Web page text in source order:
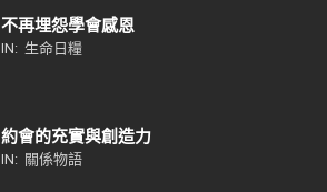
不再埋怨學會感恩
IN: 生命日糧
約會的充實與創造力
IN: 關係物語